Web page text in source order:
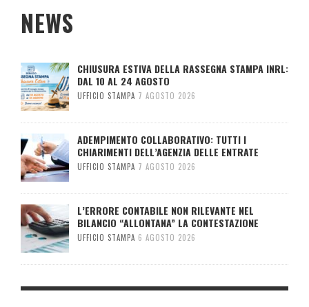
NEWS
CHIUSURA ESTIVA DELLA RASSEGNA STAMPA INRL:
DAL 10 AL 24 AGOSTO
UFFICIO STAMPA 7 AGOSTO 2026
ADEMPIMENTO COLLABORATIVO: TUTTI I
CHIARIMENTI DELL’AGENZIA DELLE ENTRATE
UFFICIO STAMPA 7 AGOSTO 2026
L’ERRORE CONTABILE NON RILEVANTE NEL
BILANCIO “ALLONTANA” LA CONTESTAZIONE
UFFICIO STAMPA 6 AGOSTO 2026